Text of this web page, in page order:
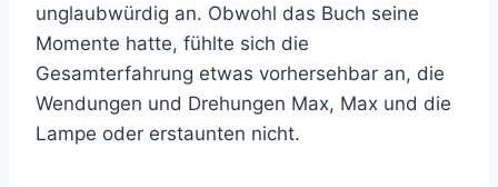
unglaubwürdig an. Obwohl das Buch seine
Momente hatte, fühlte sich die
Gesamterfahrung etwas vorhersehbar an, die
Wendungen und Drehungen Max, Max und die
Lampe oder erstaunten nicht.